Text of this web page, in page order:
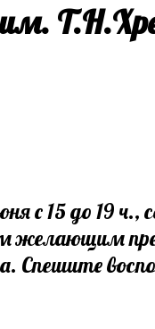
с 15 до 19
желающим
Спешите